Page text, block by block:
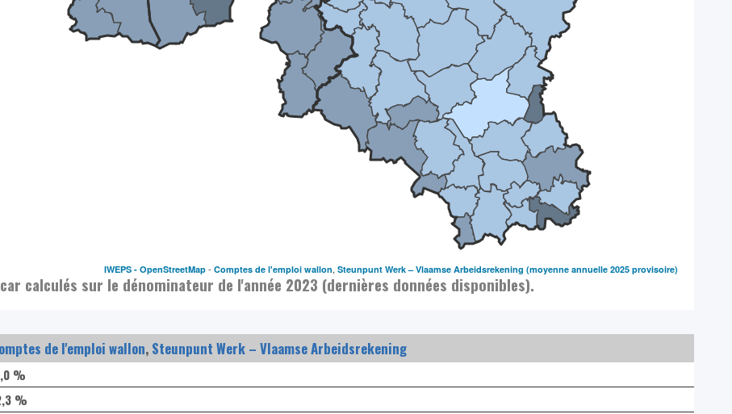
IWEPS -OpenStreetMap -Comptes de l'emploi wallon,Steunpunt Werk – Vlaamse Arbeidsrekening (moyenne annuelle 2025 provisoire)
calculés sur le dénominateur de l'année 2023 (dernières données disponibles).
de l'emploi wallon, Steunpunt Werk – Vlaamse Arbeidsrekening
%
%